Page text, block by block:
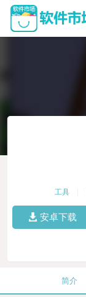
工具
安卓下载
简介